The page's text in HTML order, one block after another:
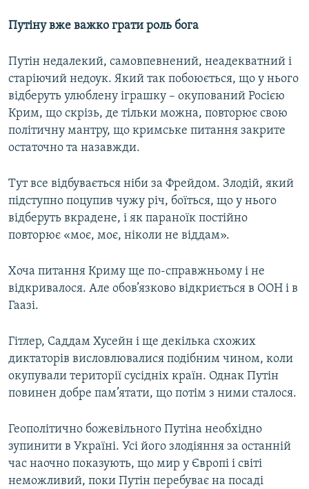
Путіну вже важко грати роль бога
Путін недалекий, самовпевнений, неадекватний і
старіючий недоук. Який так побоюється, що у нього
відберуть улюблену іграшку – окупований Росією
Крим, що скрізь, де тільки можна, повторює свою
політичну мантру, що кримське питання закрите
остаточно та назавжди.
Тут все відбувається ніби за Фрейдом. Злодій, який
підступно поцупив чужу річ, боїться, що у нього
відберуть вкрадене, і як параноїк постійно
повторює «моє, моє, ніколи не віддам».
Хоча питання Криму ще по-справжньому і не
відкривалося. Але обов’язково відкриється в ООН і в
Гаазі.
Гітлер, Саддам Хусейн і ще декілька схожих
диктаторів висловлювалися подібним чином, коли
окупували території сусідніх країн. Однак Путін
повинен добре пам’ятати, що потім з ними сталося.
Геополітично божевільного Путіна необхідно
зупинити в Україні. Усі його злодіяння за останній
час наочно показують, що мир у Європі і світі
неможливий, поки Путін перебуває на посаді